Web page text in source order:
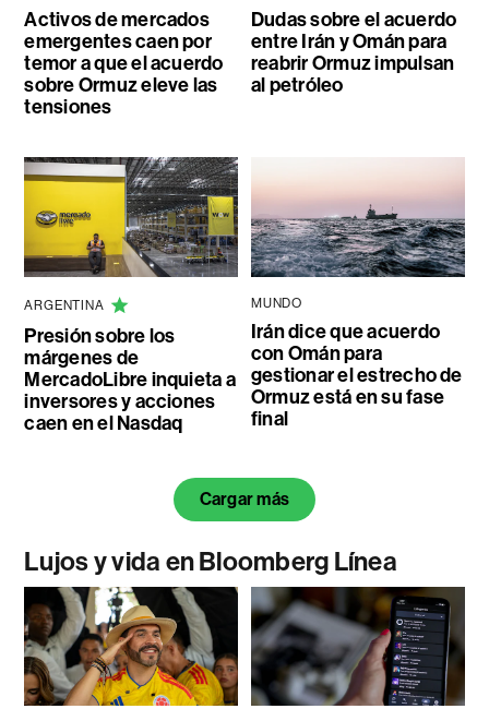
Activos de mercados
emergentes caen por
temor a que el acuerdo
sobre Ormuz eleve las
tensiones
Dudas sobre el acuerdo
entre Irán y Omán para
reabrir Ormuz impulsan
al petróleo
ARGENTINA
Presión sobre los
márgenes de
MercadoLibre inquieta a
inversores y acciones
caen en el Nasdaq
MUNDO
Irán dice que acuerdo
con Omán para
gestionar el estrecho de
Ormuz está en su fase
final
Cargar más
Lujos y vida en Bloomberg Línea